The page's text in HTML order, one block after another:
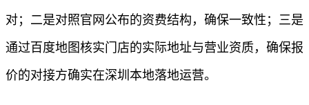
对；二是对照官网公布的资费结构，确保一致性；三是
通过百度地图核实门店的实际地址与营业资质，确保报
价的对接方确实在深圳本地落地运营。